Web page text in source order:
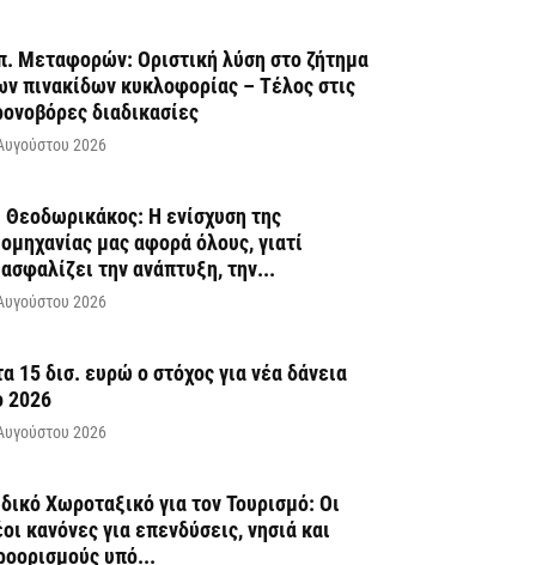
Μεταφορών: Οριστική λύση στο ζήτημα
πινακίδων κυκλοφορίας – Τέλος στις
διαδικασίες
2026
Θεοδωρικάκος: Η ενίσχυση της
μας αφορά όλους, γιατί
την ανάπτυξη, την...
2026
15 δισ. ευρώ ο στόχος για νέα δάνεια
2026
2026
Χωροταξικό για τον Τουρισμό: Οι
κανόνες για επενδύσεις, νησιά και
υπό...